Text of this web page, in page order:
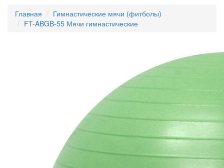
Главная
Гимнастические мячи (фитболы)
FT-ABGB-55 Мячи гимнастические